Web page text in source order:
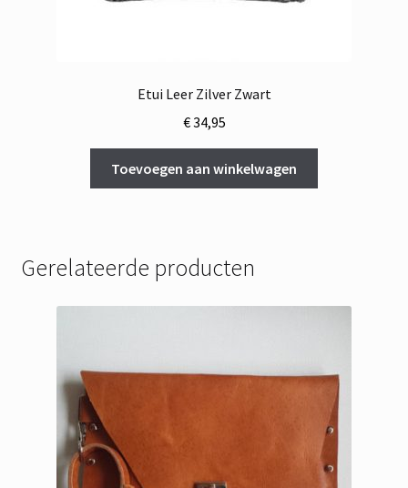
Etui Leer Zilver Zwart
€34,95
Toevoegen aan winkelwagen
Gerelateerde producten